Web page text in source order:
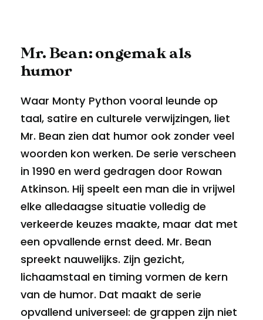
Mr. Bean: ongemak als
humor
Waar Monty Python vooral leunde op
taal, satire en culturele verwijzingen, liet
Mr. Bean zien dat humor ook zonder veel
woorden kon werken. De serie verscheen
in 1990 en werd gedragen door Rowan
Atkinson. Hij speelt een man die in vrijwel
elke alledaagse situatie volledig de
verkeerde keuzes maakte, maar dat met
een opvallende ernst deed. Mr. Bean
spreekt nauwelijks. Zijn gezicht,
lichaamstaal en timing vormen de kern
van de humor. Dat maakt de serie
opvallend universeel: de grappen zijn niet